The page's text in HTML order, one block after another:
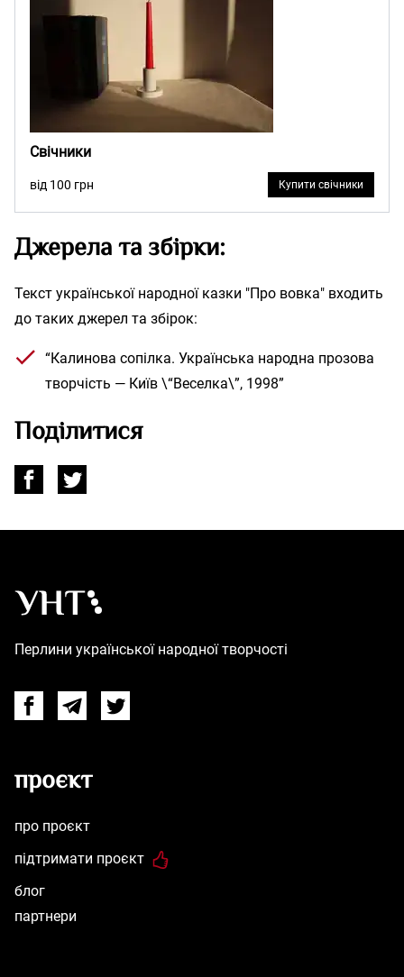
Свічники
від 100 грн Купити свічники
Джерела та збірки:
Текст української народної казки "Про вовка" входить
до таких джерел та збірок:
“Калинова сопілка. Українська народна прозова
творчість — Київ \“Веселка\”, 1998”
Поділитися
Перлини української народної творчості
FacebookTelegramTwitter
проєкт
про проєкт
підтримати проєкт
блог
партнери